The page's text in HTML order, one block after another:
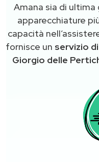
Amana sia di
apparecchiature
capacità
fornisce un servizio
Giorgio delle